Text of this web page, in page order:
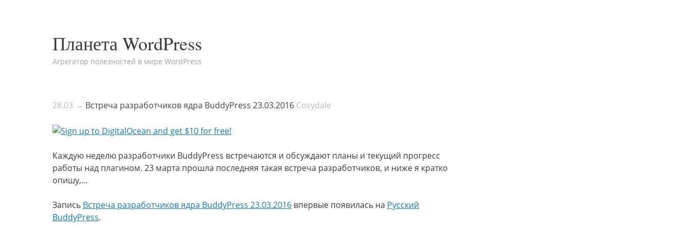
Планета WordPress
Агрегатор полезностей в мире WordPress
28.03 → Встреча разработчиков ядра BuddyPress 23.03.2016 Cosydale
Каждую неделю разработчики BuddyPress встречаются и обсуждают планы и текущий прогресс
работы над плагином. 23 марта прошла последняя такая встреча разработчиков, и ниже я кратко
опишу,...
Запись Встреча разработчиков ядра BuddyPress 23.03.2016 впервые появилась на Русский
BuddyPress.